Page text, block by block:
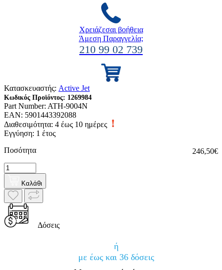
Χρειάζεσαι βοήθεια
Άμεση Παραγγελία;
210 99 02 739
Κατασκευαστής: Active Jet
Κωδικός Προϊόντος: 1269984
Part Number: ATH-9004N
EAN: 5901443392088
Διαθεσιμότητα: 4 έως 10 ημέρες
Εγγύηση: 1 έτος
246,50€
Ποσότητα
Καλάθι
Δόσεις
ή
με έως και 36 δόσεις